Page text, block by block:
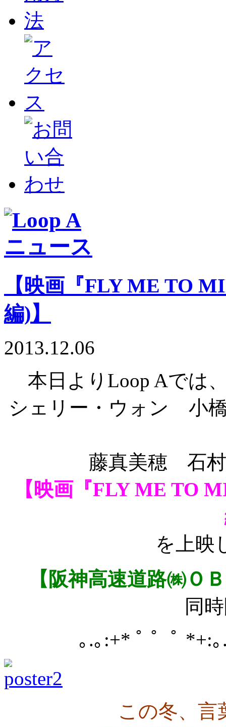
【映画『FLY ME TO
編)】
2013.12.06
本日よりLoop Aでは
シェリー・ウォン 小
藤真美穂 石
【映画『FLY ME TO
を上映
【阪神高速道路㈱Ｏ
同
｡.｡:+* ﾟ ゜ﾟ *+:
この冬、言